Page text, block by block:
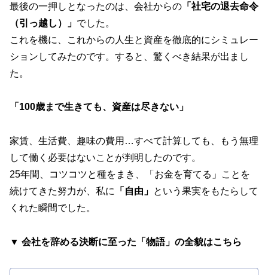
最後の一押しとなったのは、会社からの 「社宅の退去命令
（引っ越し）」 でした。
これを機に、これからの人生と資産を徹底的にシミュレー
ションしてみたのです。すると、驚くべき結果が出まし
た。
「100歳まで生きても、資産は尽きない」
家賃、生活費、趣味の費用…すべて計算しても、もう無理
して働く必要はないことが判明したのです。
25年間、コツコツと種をまき、「お金を育てる」ことを
続けてきた努力が、私に
「自由」 という果実をもたらして
くれた瞬間でした。
▼ 会社を辞める決断に至った「物語」の全貌はこちら